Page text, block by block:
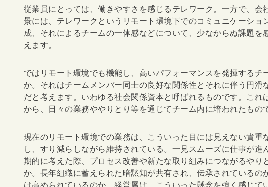
従業員にとっては、働きやすさを感じるテレワーク。一方で、会
景には、テレワークというリモート環境下でのコミュニケーショ
成、それによるチームの一体感などについて、少なからぬ課題を
えます。
ではリモート環境でも機能し、高いパフォーマンスを発揮するチ
か。それはチームメンバー同士の良好な関係性とそれに伴う円滑
だと考えます。いわゆる社会関係資本と呼ばれるものです。これ
から、日々の業務ややりとり等を通じてチーム内に培われたもの
現在のリモート環境での業務は、こういった目には見えない貴重
し、すり減らしながら維持されている。一見スムーズに仕事が進
期的に考えた際、 プロセス改善や新たな取り組みにつながるやり
か。長年組織に蓄えられた暗黙知が共有され、伝承されているの
は高められているのか。経営層は、こういった懸念を強く感じて